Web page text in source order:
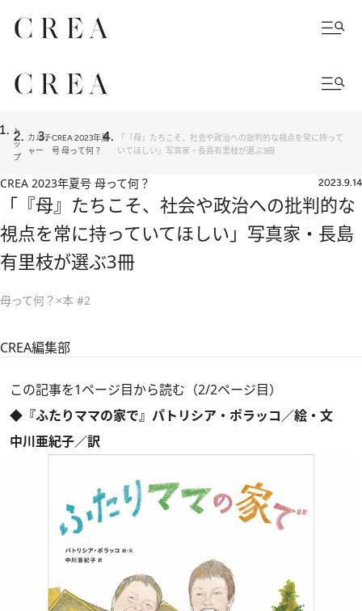
ト
ッ
プ
カルチ
ャー
CREA 2023年夏
号 母って何？
「『母』たちこそ、社会や政治への批判的な視点を常に持って
いてほしい」写真家・長島有里枝が選ぶ3冊
CREA 2023年夏号 母って何？ 2023.9.14
「『母』たちこそ、社会や政治への批判的な
視点を常に持っていてほしい」写真家・長島
有里枝が選ぶ3冊
母って何？×本 #2
CREA編集部
この記事を1ページ目から読む（2/2ページ目）
◆『ふたりママの家で』パトリシア・ポラッコ／絵・文
中川亜紀子／訳